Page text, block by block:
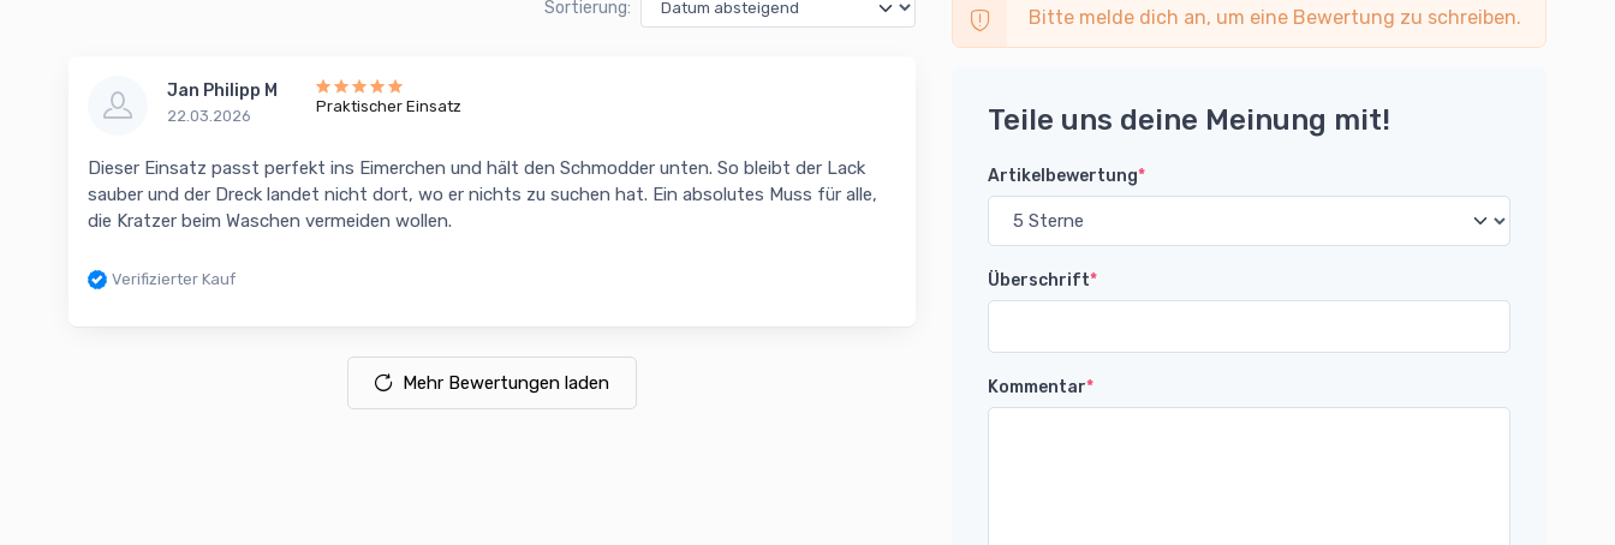
Sortierung:
Jan Philipp M
22.03.2026
Praktischer Einsatz
Dieser Einsatz passt perfekt ins Eimerchen und hält den Schmodder unten. So bleibt der Lack
sauber und der Dreck landet nicht dort, wo er nichts zu suchen hat. Ein absolutes Muss für alle,
die Kratzer beim Waschen vermeiden wollen.
Verifizierter Kauf
Mehr Bewertungen laden
Bitte melde dich an, um eine Bewertung zu schreiben.
Teile uns deine Meinung mit!
Artikelbewertung*
Überschrift*
Kommentar*